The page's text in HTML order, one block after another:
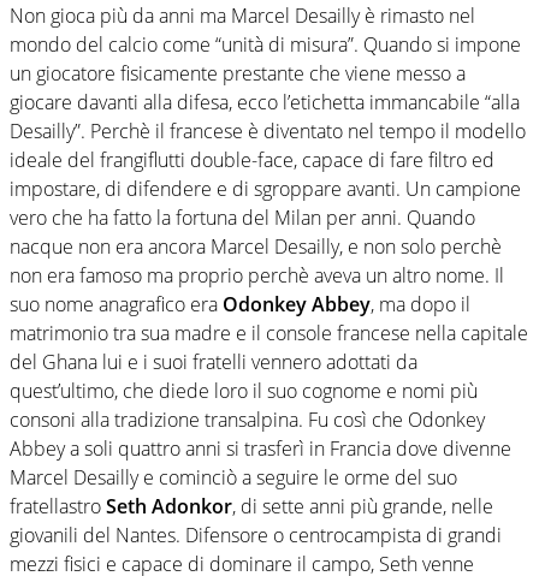
Non gioca più da anni ma Marcel Desailly è rimasto nel
mondo del calcio come “unità di misura”. Quando si impone
un giocatore fisicamente prestante che viene messo a
giocare davanti alla difesa, ecco l’etichetta immancabile “alla
Desailly”. Perchè il francese è diventato nel tempo il modello
ideale del frangiflutti double-face, capace di fare filtro ed
impostare, di difendere e di sgroppare avanti. Un campione
vero che ha fatto la fortuna del Milan per anni. Quando
nacque non era ancora Marcel Desailly, e non solo perchè
non era famoso ma proprio perchè aveva un altro nome. Il
suo nome anagrafico era Odonkey Abbey, ma dopo il
matrimonio tra sua madre e il console francese nella capitale
del Ghana lui e i suoi fratelli vennero adottati da
quest’ultimo, che diede loro il suo cognome e nomi più
consoni alla tradizione transalpina. Fu così che Odonkey
Abbey a soli quattro anni si trasferì in Francia dove divenne
Marcel Desailly e cominciò a seguire le orme del suo
fratellastroSeth Adonkor, di sette anni più grande, nelle
giovanili del Nantes. Difensore o centrocampista di grandi
mezzi fisici e capace di dominare il campo, Seth venne